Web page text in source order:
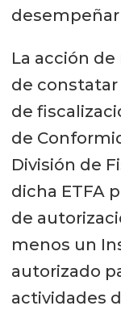
La acción
de constatar
de
de
División de
dicha ETFA
de
menos un
autorizado
actividades